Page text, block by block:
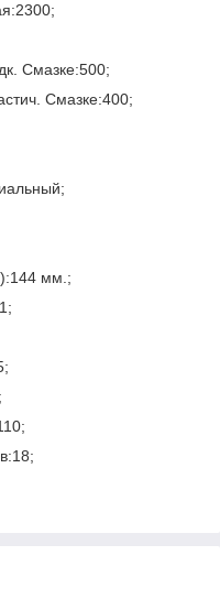
Смазке:500;
Смазке:400;
мм.;